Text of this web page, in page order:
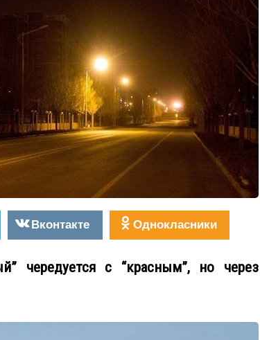
Вконтакте Однокласники
чередуется с “красным”, но через